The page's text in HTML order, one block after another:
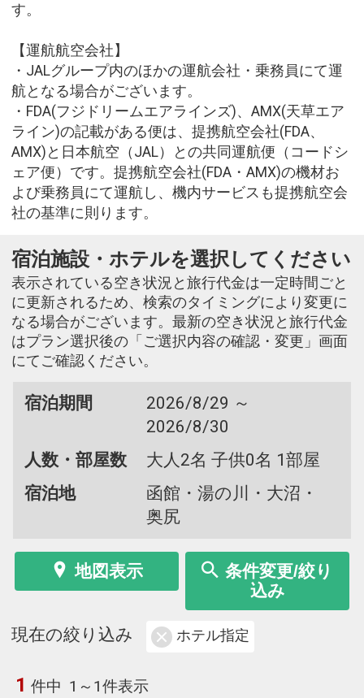
す。
【運航航空会社】
・JALグループ内のほかの運航会社・乗務員にて運
航となる場合がございます。
・FDA(フジドリームエアラインズ)、AMX(天草エア
ライン)の記載がある便は、提携航空会社(FDA、
AMX)と日本航空（JAL）との共同運航便（コードシ
ェア便）です。提携航空会社(FDA・AMX)の機材お
よび乗務員にて運航し、機内サービスも提携航空会
社の基準に則ります。
宿泊施設・ホテルを選択してください
表示されている空き状況と旅行代金は一定時間ごと
に更新されるため、検索のタイミングにより変更に
なる場合がございます。最新の空き状況と旅行代金
はプラン選択後の「ご選択内容の確認・変更」画面
にてご確認ください。
宿泊期間
2026/8/29 ～
2026/8/30
人数・部屋数
大人2名 子供0名 1部屋
宿泊地
函館・湯の川・大沼・
奥尻
地図表示
条件変更/絞り
込み
現在の絞り込み ホテル指定
1 件中 1～1件表示